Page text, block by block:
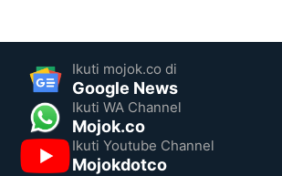
Ikuti mojok.co di
Google News
Ikuti WA Channel
Mojok.co
Ikuti Youtube Channel
Mojokdotco